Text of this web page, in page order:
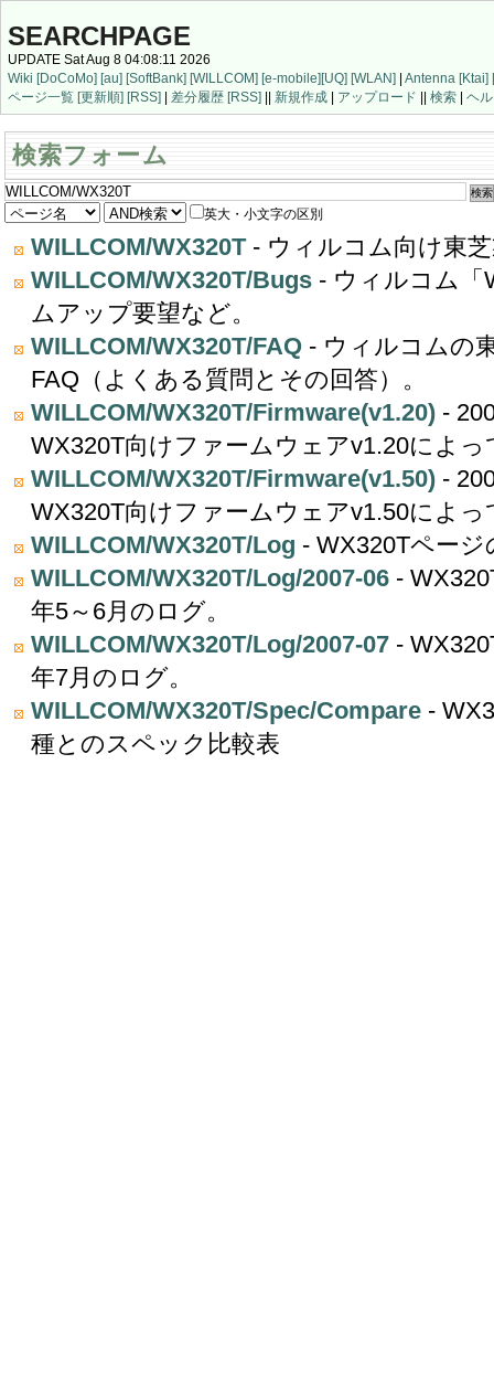
SEARCHPAGE
UPDATE Sat Aug 8 04:08:11 2026
Wiki [DoCoMo] [au] [SoftBank] [WILLCOM] [e-mobile][UQ] [WLAN] | Antenna [Ktai]
ページ一覧 [更新順] [RSS] | 差分履歴 [RSS] || 新規作成 | アップロード || 検索 | ヘ
検索フォーム
英大・小文字の区別
WILLCOM/WX320T- ウィルコム向け東
WILLCOM/WX320T/Bugs- ウィルコム「
ムアップ要望など。
WILLCOM/WX320T/FAQ- ウィルコムの
FAQ（よくある質問とその回答）。
WILLCOM/WX320T/Firmware(v1.20)-
WX320T向けファームウェアv1.20によ
WILLCOM/WX320T/Firmware(v1.50)-
WX320T向けファームウェアv1.50によ
WILLCOM/WX320T/Log - WX320Tペー
WILLCOM/WX320T/Log/2007-06-
年5～6月のログ。
WILLCOM/WX320T/Log/2007-07-
年7月のログ。
WILLCOM/WX320T/Spec/Compare-
種とのスペック比較表